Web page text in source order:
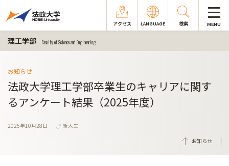
アクセス LANGUAGE 検索 MENU
理工学部 Faculty of Science and Engineering
お知らせ
法政大学理工学部卒業生のキャリアに関す
るアンケート結果（2025年度）
2025年10月28日
新入生
お知らせ